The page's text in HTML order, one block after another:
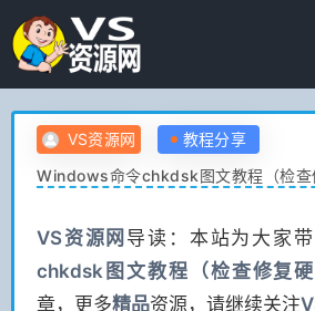
VS资源网
教程分享
Windows命令chkdsk图文教程（检查
VS资源网 导读：本站为大家
chkdsk图文教程（检查修复硬
章，更多精品资源，请继续关注